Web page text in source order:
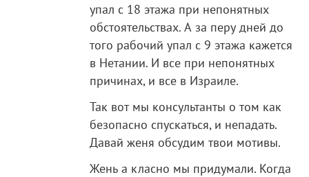
упал с 18 этажа при непонятных
обстоятельствах. А за перу дней до
того рабочий упал с 9 этажа кажется
в Нетании. И все при непонятных
причинах, и все в Израиле.
Так вот мы консультанты о том как
безопасно спускаться, и непадать.
Давай женя обсудим твои мотивы.
Жень а класно мы придумали. Когда